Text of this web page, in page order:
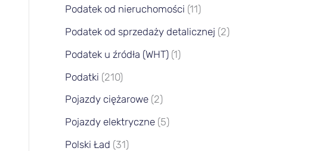
Podatek od nieruchomości (11)
Podatek od sprzedaży detalicznej (2)
Podatek u źródła (WHT)(1)
Podatki (210)
Pojazdy ciężarowe(2)
Pojazdy elektryczne(5)
Polski Ład (31)